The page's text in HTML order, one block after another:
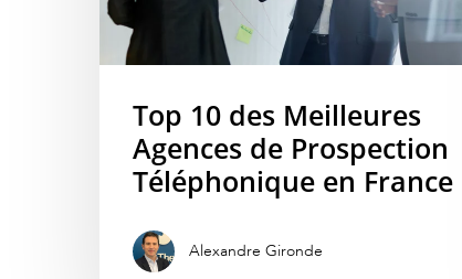
Top 10 des Meilleures
Agences de Prospection
Téléphonique en France
Alexandre Gironde